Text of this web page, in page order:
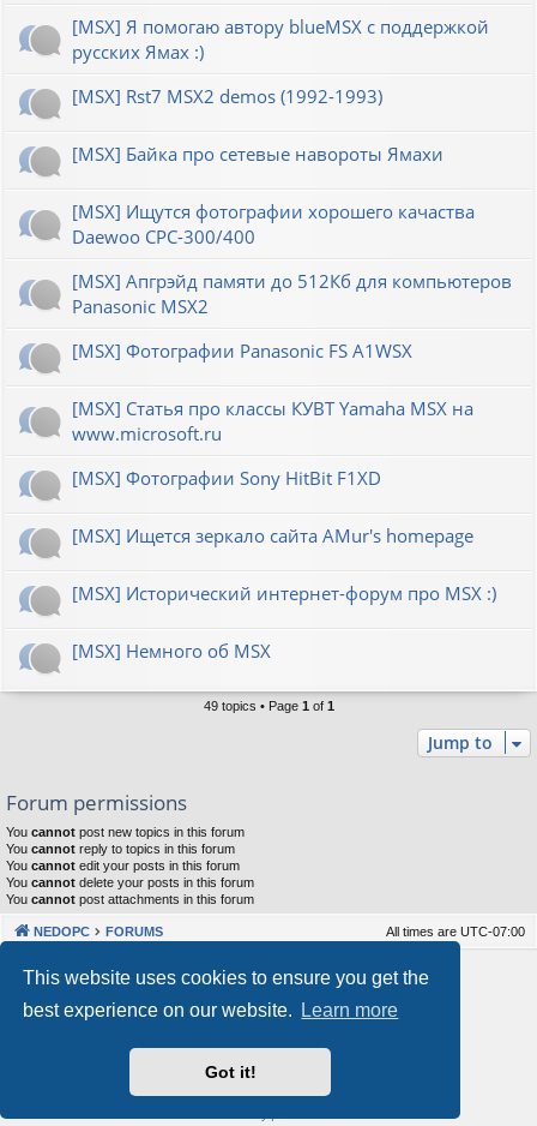
This website uses cookies to ensure you get the
best experience on our website.
Learn more
Got it!
[MSX] Я помогаю автору blueMSX с поддержкой
русских Ямах :)
[MSX] Rst7 MSX2 demos (1992-1993)
[MSX] Байка про сетевые навороты Ямахи
[MSX] Ищутся фотографии хорошего качаства
Daewoo CPC-300/400
[MSX] Апгрэйд памяти до 512Кб для компьютеров
Panasonic MSX2
[MSX] Фотографии Panasonic FS A1WSX
[MSX] Статья про классы КУВТ Yamaha MSX на
www.microsoft.ru
[MSX] Фотографии Sony HitBit F1XD
[MSX] Ищется зеркало сайта AMur's homepage
[MSX] Исторический интернет-форум про MSX :)
[MSX] Немного об MSX
49 topics • Page 1 of 1
Jump to
Forum permissions
You cannot post new topics in this forum
You cannot reply to topics in this forum
You cannot edit your posts in this forum
You cannot delete your posts in this forum
You cannot post attachments in this forum
NEDOPC FORUMS All times are UTC-07:00
Powered byphpBB® Forum Software © phpBB Limited
Our VPS Hosting By RimuHosting
This server is located in London data center
Server admin:mastodon.social/@Shaos